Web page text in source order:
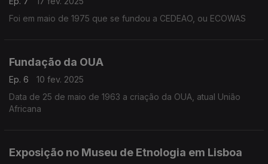
Foi em maio de 1975 que se fundou a CEDEAO, ou ECOWAS
Fundação da OUA
Ep. 6
10 fev. 2025
Data de 25 de maio de 1963 a criação da OUA, atual União
Africana
Exposição no Museu de Etnologia em Lisboa